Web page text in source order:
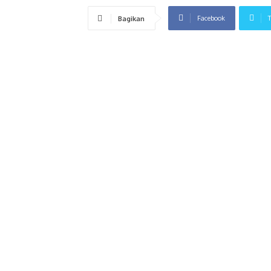
Bagikan Facebook